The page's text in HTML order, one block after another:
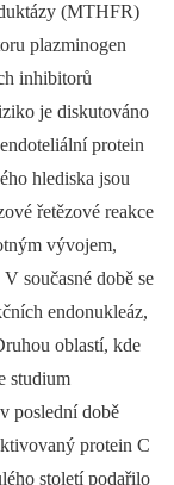
(MTHFR)
plazminogen
inhibitorů
je diskutováno
protein
hlediska jsou
řetězové reakce
vývojem,
současné době se
endonukleáz,
oblastí, kde
studium
poslední době
protein C
století podařilo